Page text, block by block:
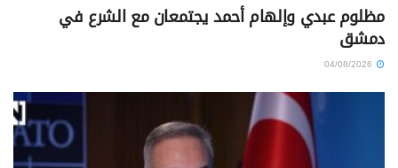
مظلوم عبدي وإلهام أحمد يجتمعان مع الشرع في
دمشق